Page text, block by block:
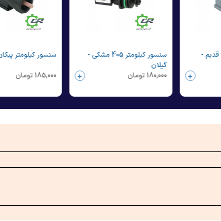
قدیم -
سنسور کیلومتر 405 مشکی -
گیلان
180,000تومان
سنسور کیلومتر
185,000 تومان